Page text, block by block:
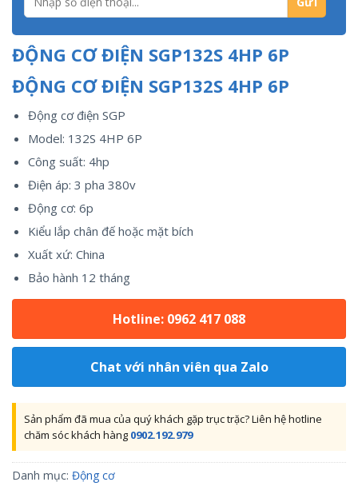
ĐỘNG CƠ ĐIỆN SGP132S 4HP 6P
ĐỘNG CƠ ĐIỆN SGP132S 4HP 6P
Động cơ điện SGP
Model: 132S 4HP 6P
Công suất: 4hp
Điện áp: 3 pha 380v
Động cơ: 6p
Kiểu lắp chân đế hoặc mặt bích
Xuất xứ: China
Bảo hành 12 tháng
Hotline: 0962 417 088
Chat với nhân viên qua Zalo
Sản phẩm đã mua của quý khách gặp trục trặc? Liên hệ hotline
chăm sóc khách hàng 0902.192.979
Danh mục: Động cơ